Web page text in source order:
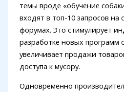
темы вроде «обучение
входят в топ-10 запросов на
форумах. Это стимулирует
разработке новых программ
увеличивает продажи
доступа к мусору.
Одновременно